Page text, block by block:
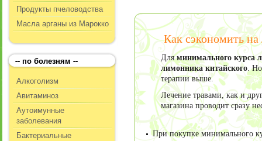
Продукты пчеловодства
Масла арганы из Марокко
-- по болезням --
Алкоголизм
Авитаминоз
Аутоимунные
заболевания
Бактериальные
Как сэкономить на
Дляминимального курса
лимонника китайского. Но
терапии выше.
Лечение травами, как и
магазина проводит сразу
При покупке минимального